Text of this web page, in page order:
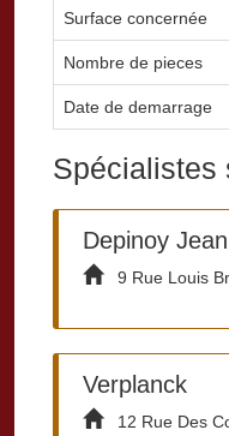
Surface concernée
Nombre de pieces
Date de demarrage
Spécialistes
Depinoy
9 Rue Louis
Verplanck
12 Rue Des